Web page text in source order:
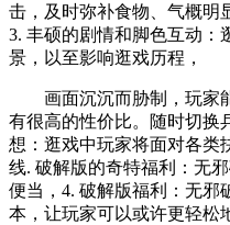
击，及时弥补食物、气概明
3. 丰硕的剧情和脚色互动：
景，以至影响逛戏历程，
画面沉沉而胁制，玩家
有很高的性价比。随时切换
想：逛戏中玩家将面对各类
线. 破解版的奇特福利：无
便当，4. 破解版福利：无邪
本，让玩家可以或许更轻松